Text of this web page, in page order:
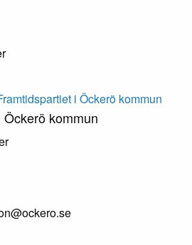
i Öckerö kommun
kommun